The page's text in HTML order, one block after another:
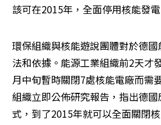
該可在2015年，全面停用核能發電
環保組織與核能遊說團體對於德
法和依據。能源工業組織前2天才
月中旬暫時關閉7處核能電廠而需
組織立即公佈研究報告，指出德
式，到了2015年就可以全面關閉